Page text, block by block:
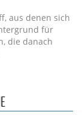
aus denen sich
für
die danach